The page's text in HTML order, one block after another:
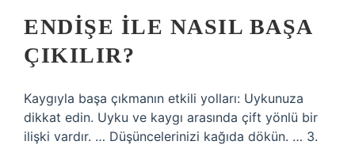
ENDIŞE ILE NASIL BAŞA
ÇIKILIR?
Kaygıyla başa çıkmanın etkili yolları: Uykunuza
dikkat edin. Uyku ve kaygı arasında çift yönlü bir
ilişki vardır. … Düşüncelerinizi kağıda dökün. … 3.